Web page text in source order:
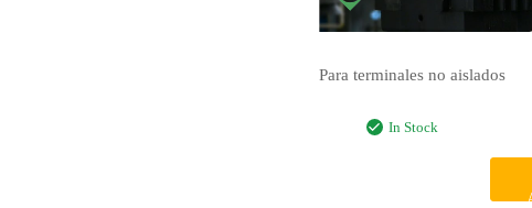
Para terminales no aislados
In Stock